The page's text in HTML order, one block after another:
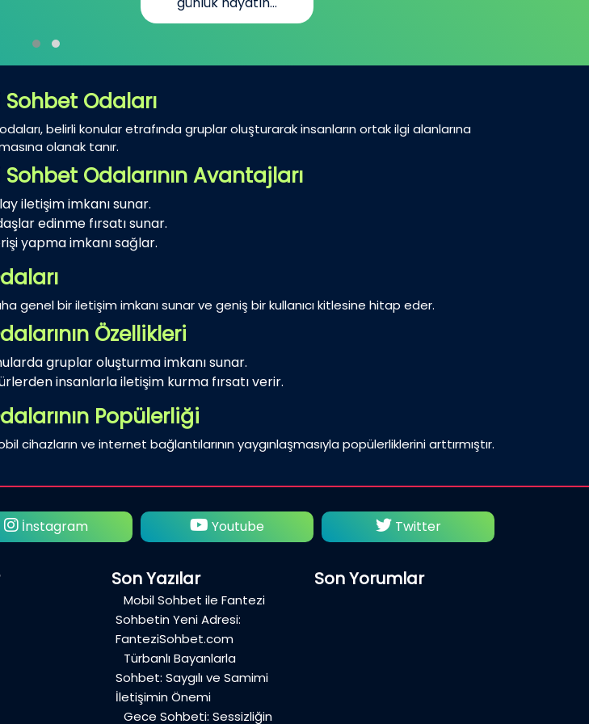
Odaları
belirli konular etrafında gruplar oluşturarak insanların ortak ilgi alanlarına
olanak tanır.
Odalarının Avantajları
iletişim imkanı sunar.
edinme fırsatı sunar.
yapma imkanı sağlar.
genel bir iletişim imkanı sunar ve geniş bir kullanıcı kitlesine hitap eder.
Özellikleri
gruplar oluşturma imkanı sunar.
insanlarla iletişim kurma fırsatı verir.
Popülerliği
cihazların ve internet bağlantılarının yaygınlaşmasıyla popülerliklerini arttırmıştır.
Youtube Twitter Facebook
Son Yazılar
Mobil Sohbet ile Fantezi
Sohbetin Yeni Adresi:
FanteziSohbet.com
Türbanlı Bayanlarla
Sohbet: Saygılı ve Samimi
İletişimin Önemi
Gece Sohbeti: Sessizliğin
Son Yorumlar